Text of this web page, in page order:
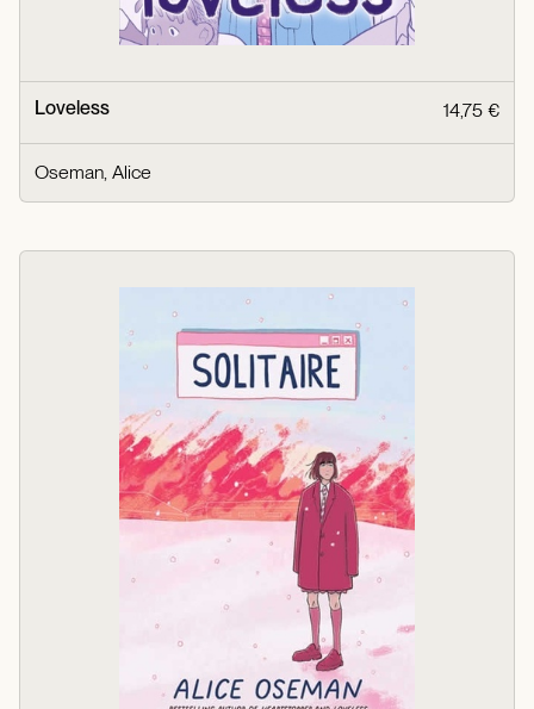
Loveless 14,75 €
Oseman, Alice